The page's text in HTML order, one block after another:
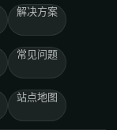
解决方案
常见问题
站点地图